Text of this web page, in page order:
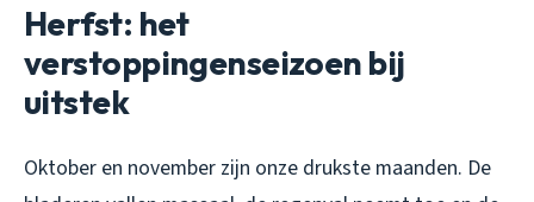
Herfst: het
verstoppingenseizoen bij
uitstek
Oktober en november zijn onze drukste maanden. De